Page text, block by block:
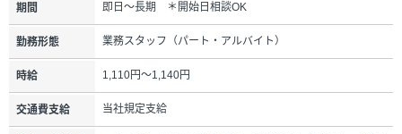
期間 即日～長期 ＊開始日相談OK
勤務形態 業務スタッフ（パート・アルバイト）
時給 1,110円～1,140円
交通費支給 当社規定支給